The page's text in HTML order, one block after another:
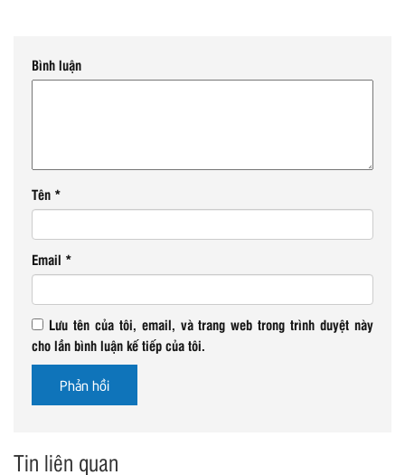
Bình luận
Tên *
Email *
Lưu tên của tôi, email, và trang web trong trình duyệt này
cho lần bình luận kế tiếp của tôi.
Tin liên quan